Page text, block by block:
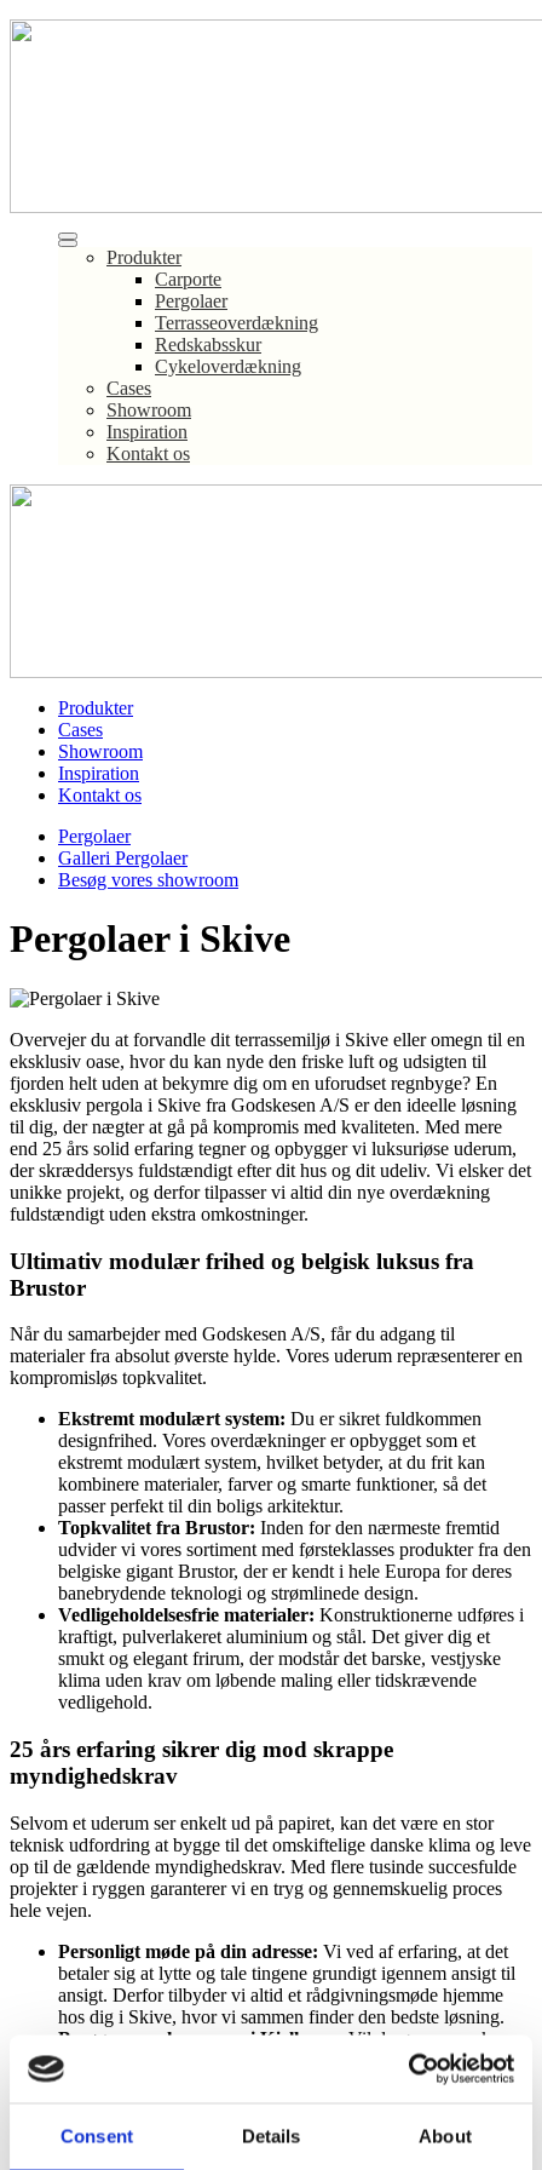
Consent Details About
Produkter
Carporte
Pergolaer
Terrasseoverdækning
Redskabsskur
Cykeloverdækning
Cases
Showroom
Inspiration
Kontakt os
Produkter
Cases
Showroom
Inspiration
Kontakt os
Pergolaer
Galleri Pergolaer
Besøg vores showroom
Pergolaer i Skive
Overvejer du at forvandle dit terrassemiljø i Skive eller omegn til en
eksklusiv oase, hvor du kan nyde den friske luft og udsigten til
fjorden helt uden at bekymre dig om en uforudset regnbyge? En
eksklusiv pergola i Skive fra Godskesen A/S er den ideelle løsning
til dig, der nægter at gå på kompromis med kvaliteten. Med mere
end 25 års solid erfaring tegner og opbygger vi luksuriøse uderum,
der skræddersys fuldstændigt efter dit hus og dit udeliv. Vi elsker det
unikke projekt, og derfor tilpasser vi altid din nye overdækning
fuldstændigt uden ekstra omkostninger.
Ultimativ modulær frihed og belgisk luksus fra
Brustor
Når du samarbejder med Godskesen A/S, får du adgang til
materialer fra absolut øverste hylde. Vores uderum repræsenterer en
kompromisløs topkvalitet.
Ekstremt modulært system: Du er sikret fuldkommen
designfrihed. Vores overdækninger er opbygget som et
ekstremt modulært system, hvilket betyder, at du frit kan
kombinere materialer, farver og smarte funktioner, så det
passer perfekt til din boligs arkitektur.
Topkvalitet fra Brustor: Inden for den nærmeste fremtid
udvider vi vores sortiment med førsteklasses produkter fra den
belgiske gigant Brustor, der er kendt i hele Europa for deres
banebrydende teknologi og strømlinede design.
Vedligeholdelsesfrie materialer: Konstruktionerne udføres i
kraftigt, pulverlakeret aluminium og stål. Det giver dig et
smukt og elegant frirum, der modstår det barske, vestjyske
klima uden krav om løbende maling eller tidskrævende
vedligehold.
25 års erfaring sikrer dig mod skrappe
myndighedskrav
Selvom et uderum ser enkelt ud på papiret, kan det være en stor
teknisk udfordring at bygge til det omskiftelige danske klima og leve
op til de gældende myndighedskrav. Med flere tusinde succesfulde
projekter i ryggen garanterer vi en tryg og gennemskuelig proces
hele vejen.
Personligt møde på din adresse: Vi ved af erfaring, at det
betaler sig at lytte og tale tingene grundigt igennem ansigt til
ansigt. Derfor tilbyder vi altid et rådgivningsmøde hjemme
hos dig i Skive, hvor vi sammen finder den bedste løsning.
Besøg vores showroom i Kjellerup
Vil du gerne mærke
kvaliteten og afprøve de mange funktioner i virkeligheden? Så
er du altid velkommen til at booke en tid i vores store
Bæredygtig kvalitet til flere generationer
Vi vælger vores
råmaterialer med stor omtanke for miljøet og stiller tårnhøje